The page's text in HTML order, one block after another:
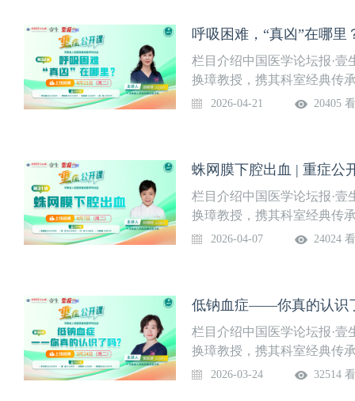
敏 主任医师河南省人民医院
师王海波 副主任医师王欣静
2、应激性心肌病诊断标准3
呼吸困难，“真凶”在哪里
栏目介绍中国医学论坛报·
换璋教授，携其科室经典传
取临床一线经典病例，深度
二）授课专家邵换璋 主任医
任医师黄晓佩 副主任医师张
的定义2、呼吸困难的病理
哪些？4、呼吸困难的分类
2026-04-21 20405
蛛网膜下腔出血 | 重症公
栏目介绍中国医学论坛报·
换璋教授，携其科室经典传
取临床一线经典病例，深度
锦明 主治医师河南省人民医
任医师叶 岭 主治医师王娅
SAH的临床表现3、SAH患
他神经系统疾病鉴别5、蛛
2026-04-07 24024
低钠血症——你真的认识
栏目介绍中国医学论坛报·
换璋教授，携其科室经典传
取临床一线经典病例，深度
2026-03-24 32514